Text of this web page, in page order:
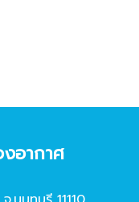
อากาศ